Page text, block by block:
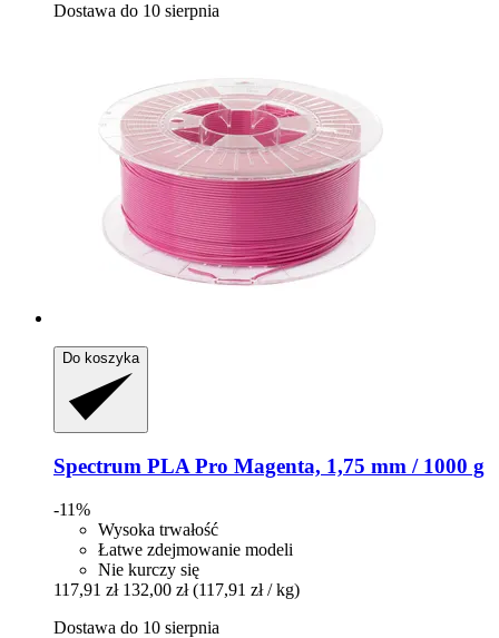
Dostawa do 10 sierpnia
Do koszyka
Spectrum PLA Pro Magenta, 1,75 mm / 1000 g
-11%
Wysoka trwałość
Łatwe zdejmowanie modeli
Nie kurczy się
117,91 zł 132,00 zł (117,91 zł / kg)
Dostawa do 10 sierpnia